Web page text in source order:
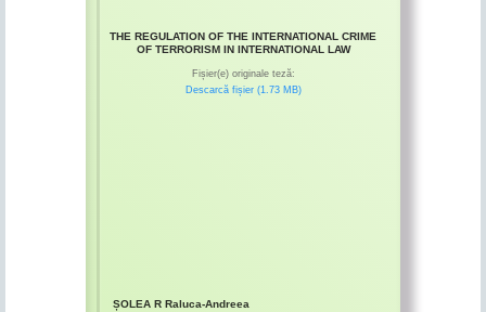
THE REGULATION OF THE INTERNATIONAL CRIME
OF TERRORISM IN INTERNATIONAL LAW
Fișier(e) originale teză:
Descarcă fișier (1.73 MB)
ȘOLEA R Raluca-Andreea